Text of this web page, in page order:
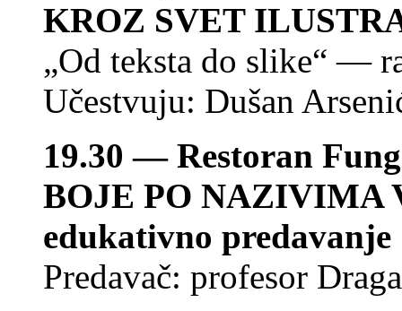
KROZ SVET
„Od teksta do slike“ —
Učestvuju: Dušan
19.30 — Restoran
BOJE PO NAZIVIMA
edukativno predavanje
Predavač: profesor